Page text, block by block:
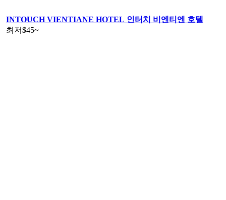
INTOUCH VIENTIANE HOTEL 인터치 비엔티엔 호텔
최저$45~